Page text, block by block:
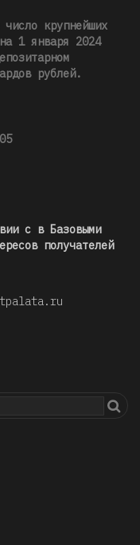
крупнейших
1 января 2024
рублей.
с в Базовыми
получателей